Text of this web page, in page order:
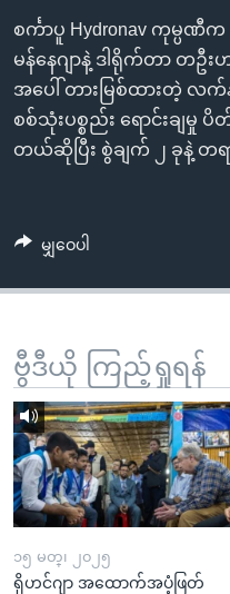
ကျော်
ကြည့်
ရန်
ဗွီအိုအေ လူမှုကွန်ယက်များ
ဘာသာစကားများ
စင်္ကာပူ Hydronav ကုမ္ပဏီက
မန်နေဂျာနဲ့ ဒါရိုက်တာ တဦးဟ
အပေါ် တားမြစ်ထားတဲ့ လ
စစ်သုံးပစ္စည်း ရောင်းချမှု
တယ်ဆိုပြီး စွဲချက် ၂ ခုနဲ့ တရ
မျှဝေပါ
ဗွီဒီယို ကြည့်ရှုရန်
၁၅ မတ္၊ ၂၀၂၅
ရိုဟင်ဂျာ အထောက်အပံ့ဖြတ်